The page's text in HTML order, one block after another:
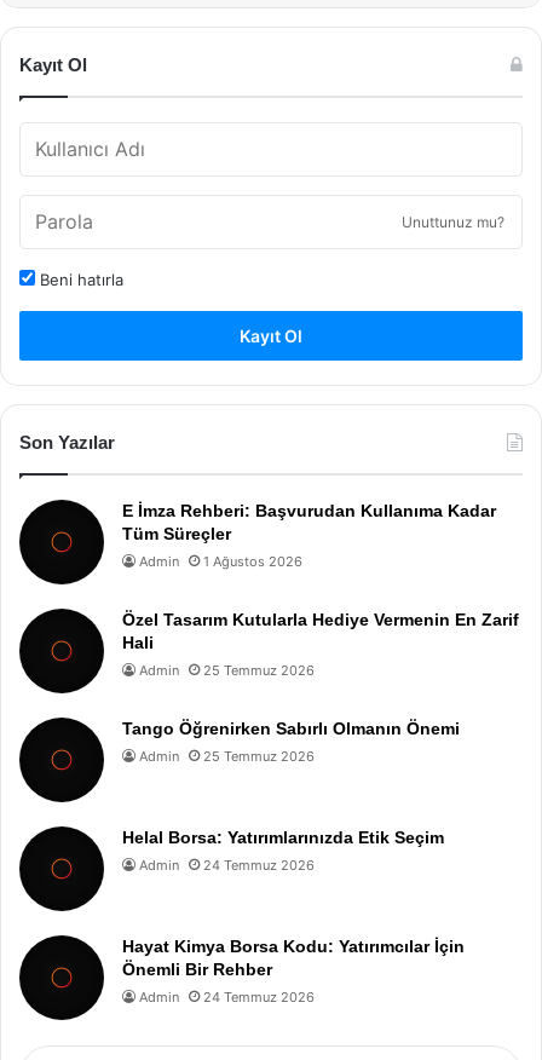
Kayıt Ol
Unuttunuz mu?
Beni hatırla
Kayıt Ol
Son Yazılar
E İmza Rehberi: Başvurudan Kullanıma Kadar
Tüm Süreçler
Admin 1 Ağustos 2026
Özel Tasarım Kutularla Hediye Vermenin En Zarif
Hali
Admin 25 Temmuz 2026
Tango Öğrenirken Sabırlı Olmanın Önemi
Admin 25 Temmuz 2026
Helal Borsa: Yatırımlarınızda Etik Seçim
Admin 24 Temmuz 2026
Hayat Kimya Borsa Kodu: Yatırımcılar İçin
Önemli Bir Rehber
Admin 24 Temmuz 2026